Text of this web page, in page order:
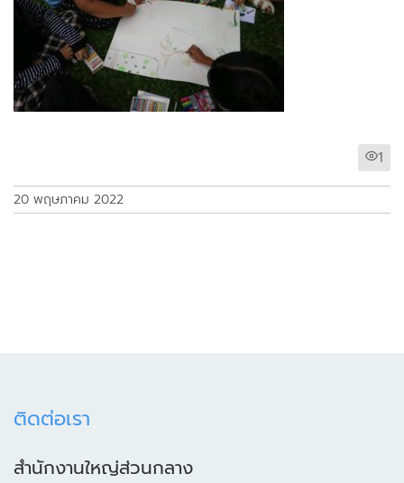
1
20 พฤษภาคม 2022
ติดต่อเรา
สำนักงานใหญ่ส่วนกลาง